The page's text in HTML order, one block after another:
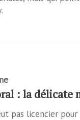
: la délicate
pas licencier